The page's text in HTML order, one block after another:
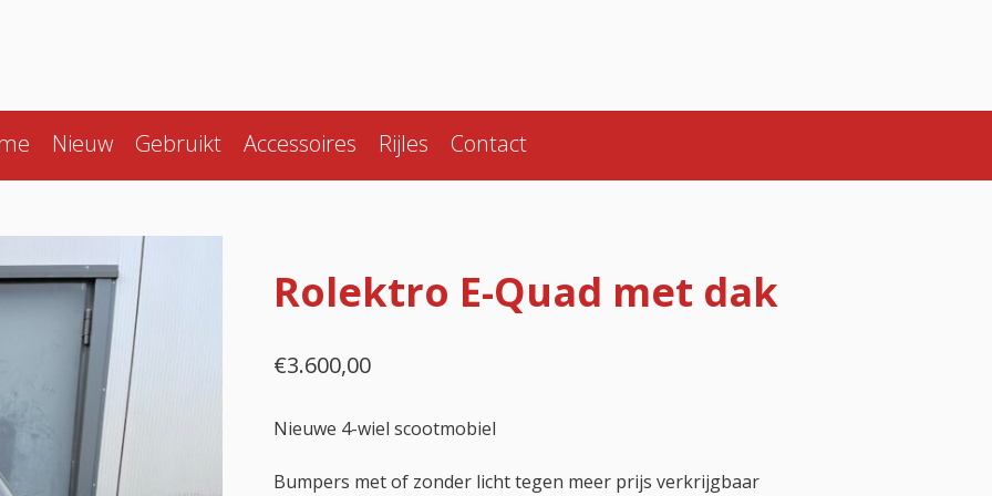
Nieuw Gebruikt Accessoires Rijles Contact
Rolektro E-Quad met dak
€3.600,00
Nieuwe 4-wiel scootmobiel
Bumpers met of zonder licht tegen meer prijs verkrijgbaar